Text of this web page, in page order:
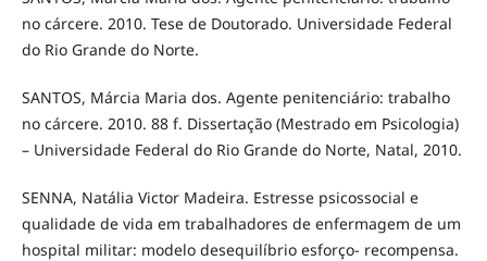
no cárcere. 2010. Tese de Doutorado. Universidade Federal
do Rio Grande do Norte.
SANTOS, Márcia Maria dos. Agente penitenciário: trabalho
no cárcere. 2010. 88 f. Dissertação (Mestrado em Psicologia)
– Universidade Federal do Rio Grande do Norte, Natal, 2010.
SENNA, Natália Victor Madeira. Estresse psicossocial e
qualidade de vida em trabalhadores de enfermagem de um
hospital militar: modelo desequilíbrio esforço- recompensa.